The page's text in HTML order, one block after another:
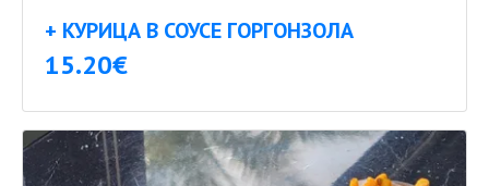
+ КУРИЦА В СОУСЕ ГОРГОНЗОЛА
15.20€